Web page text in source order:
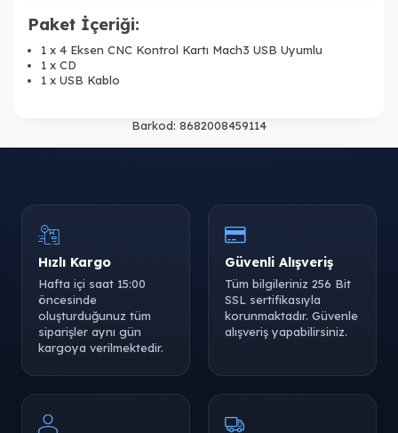
Paket İçeriği:
1 x 4 Eksen CNC Kontrol Kartı Mach3 USB Uyumlu
1 x CD
1 x USB Kablo
Barkod: 8682008459114
Hızlı Kargo
Hafta içi saat 15:00
öncesinde
oluşturduğunuz tüm
siparişler aynı gün
kargoya verilmektedir.
Güvenli Alışveriş
Tüm bilgileriniz 256 Bit
SSL sertifikasıyla
korunmaktadır. Güvenle
alışveriş yapabilirsiniz.